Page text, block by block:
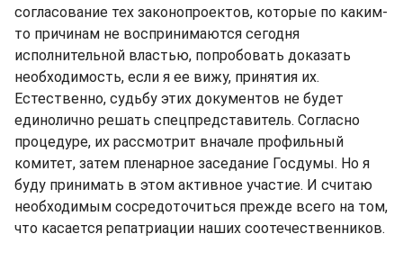
согласование тех законопроектов, которые по каким-
то причинам не воспринимаются сегодня
исполнительной властью, попробовать доказать
необходимость, если я ее вижу, принятия их.
Естественно, судьбу этих документов не будет
единолично решать спецпредставитель. Согласно
процедуре, их рассмотрит вначале профильный
комитет, затем пленарное заседание Госдумы. Но я
буду принимать в этом активное участие. И считаю
необходимым сосредоточиться прежде всего на том,
что касается репатриации наших соотечественников.